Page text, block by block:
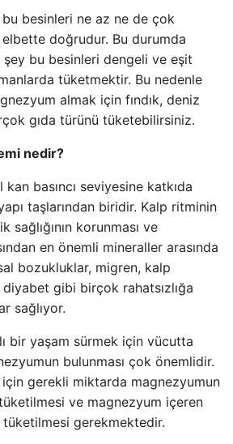
besinleri ne az ne de çok
doğrudur. Bu durumda
şey bu besinleri dengeli ve eşit
tüketmektir. Bu nedenle
almak için fındık, deniz
gıda türünü tüketebilirsiniz.
nedir?
basıncı seviyesine katkıda
taşlarından biridir. Kalp ritminin
sağlığının korunması ve
en önemli mineraller arasında
bozukluklar, migren, kalp
diyabet gibi birçok rahatsızlığa
sağlıyor.
bir yaşam sürmek için vücutta
bulunması çok önemlidir.
gerekli miktarda magnezyumun
ve magnezyum içeren
tüketilmesi gerekmektedir.